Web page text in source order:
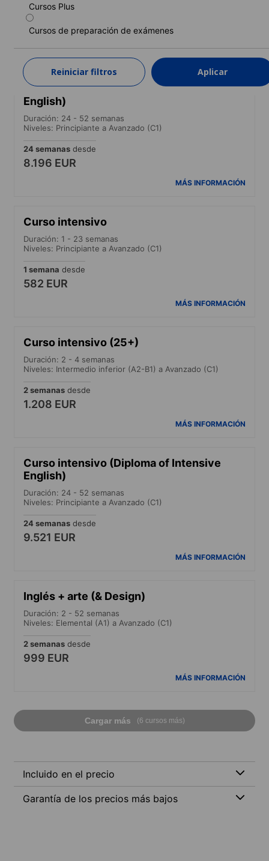
Cursos Plus
Cursos de preparación de exámenes
Reiniciar filtros Aplicar
1 semana
503 EUR
MÁS INFORMACIÓN
Curso estándar (Diploma of General
English)
Duración: 24 - 52 semanas
Niveles: Principiante a Avanzado (C1)
24 semanas desde
8.196 EUR
MÁS INFORMACIÓN
Curso intensivo
Duración: 1 - 23 semanas
Niveles: Principiante a Avanzado (C1)
1 semana desde
582 EUR
MÁS INFORMACIÓN
Curso intensivo (25+)
Duración: 2 - 4 semanas
Niveles: Intermedio inferior (A2-B1) a Avanzado (C1)
2 semanas desde
1.208 EUR
MÁS INFORMACIÓN
Curso intensivo (Diploma of Intensive
English)
Duración: 24 - 52 semanas
Niveles: Principiante a Avanzado (C1)
24 semanas desde
9.521 EUR
MÁS INFORMACIÓN
Inglés + arte (& Design)
Duración: 2 - 52 semanas
Niveles: Elemental (A1) a Avanzado (C1)
2 semanas desde
999 EUR
MÁS INFORMACIÓN
Cargar más (6 cursos más)
Incluido en el precio
Garantía de los precios más bajos